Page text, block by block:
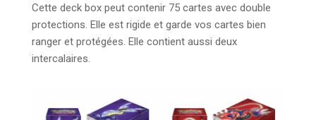
Cette deck box peut contenir 75 cartes avec double
protections. Elle est rigide et garde vos cartes bien
ranger et protégées. Elle contient aussi deux
intercalaires.